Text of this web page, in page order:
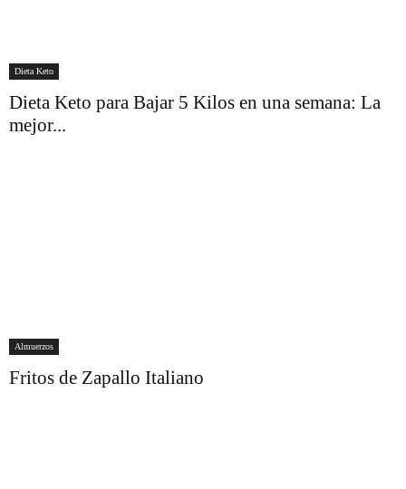
Dieta Keto
Dieta Keto para Bajar 5 Kilos en una semana: La
mejor...
Almuerzos
Fritos de Zapallo Italiano